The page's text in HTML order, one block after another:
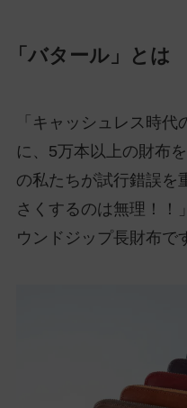
「バタール」とは
「キャッシュレス時
に、5万本以上の財布
の私たちが試行錯誤を
さくするのは無理！！
ウンドジップ長財布で